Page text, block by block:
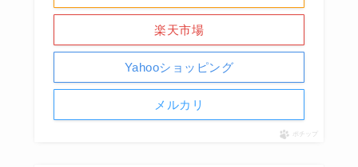
楽天市場
Yahooショッピング
メルカリ
ポチップ